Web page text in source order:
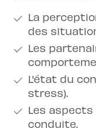
La
des
Les
L'état du
stress).
Les
conduite.